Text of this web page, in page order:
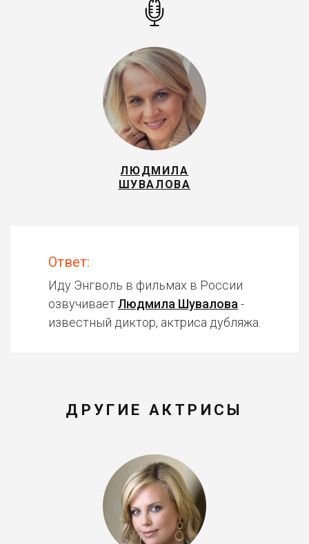
ЛЮДМИЛА
ШУВАЛОВА
Ответ:
Иду Энгволь в фильмах в России
озвучиваетЛюдмила Шувалова -
известный диктор, актриса дубляжа.
ДРУГИЕ АКТРИСЫ